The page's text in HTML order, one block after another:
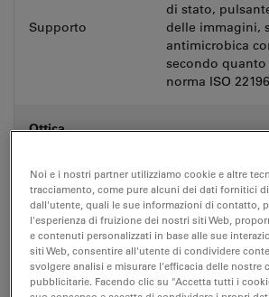
Supporto
di stato,
delle immagini,
antimicrobica
secondo
norma ISO 22196
Ottica
Portaobiettivi Codificato 6x
Oculari (FOV) 20 / 22 / 25 mm
Tubi
Ampia gamma
ergonomici e
Noi e i nostri partner utilizziamo cookie e altre
tracciamento, come pure alcuni dei dati fornitici
dall'utente, quali le sue informazioni di contatto,
l'esperienza di fruizione dei nostri siti Web,
e contenuti personalizzati in base alle sue
siti Web, consentire all'utente di condividere
svolgere analisi e misurare l'efficacia delle nostre
pubblicitarie. Facendo clic su "Accetta tutti i